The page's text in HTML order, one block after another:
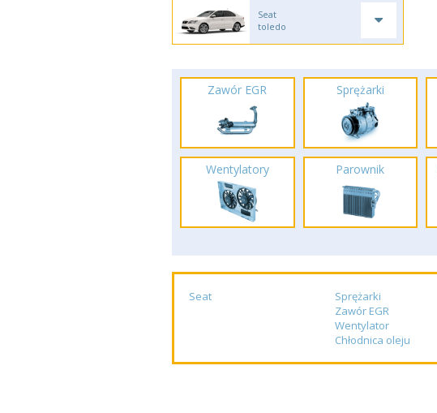
Seat
toledo
Zawór EGR Sprężarki
Wentylatory Parownik
Seat Sprężarki
Zawór EGR
Wentylator
Chłodnica oleju